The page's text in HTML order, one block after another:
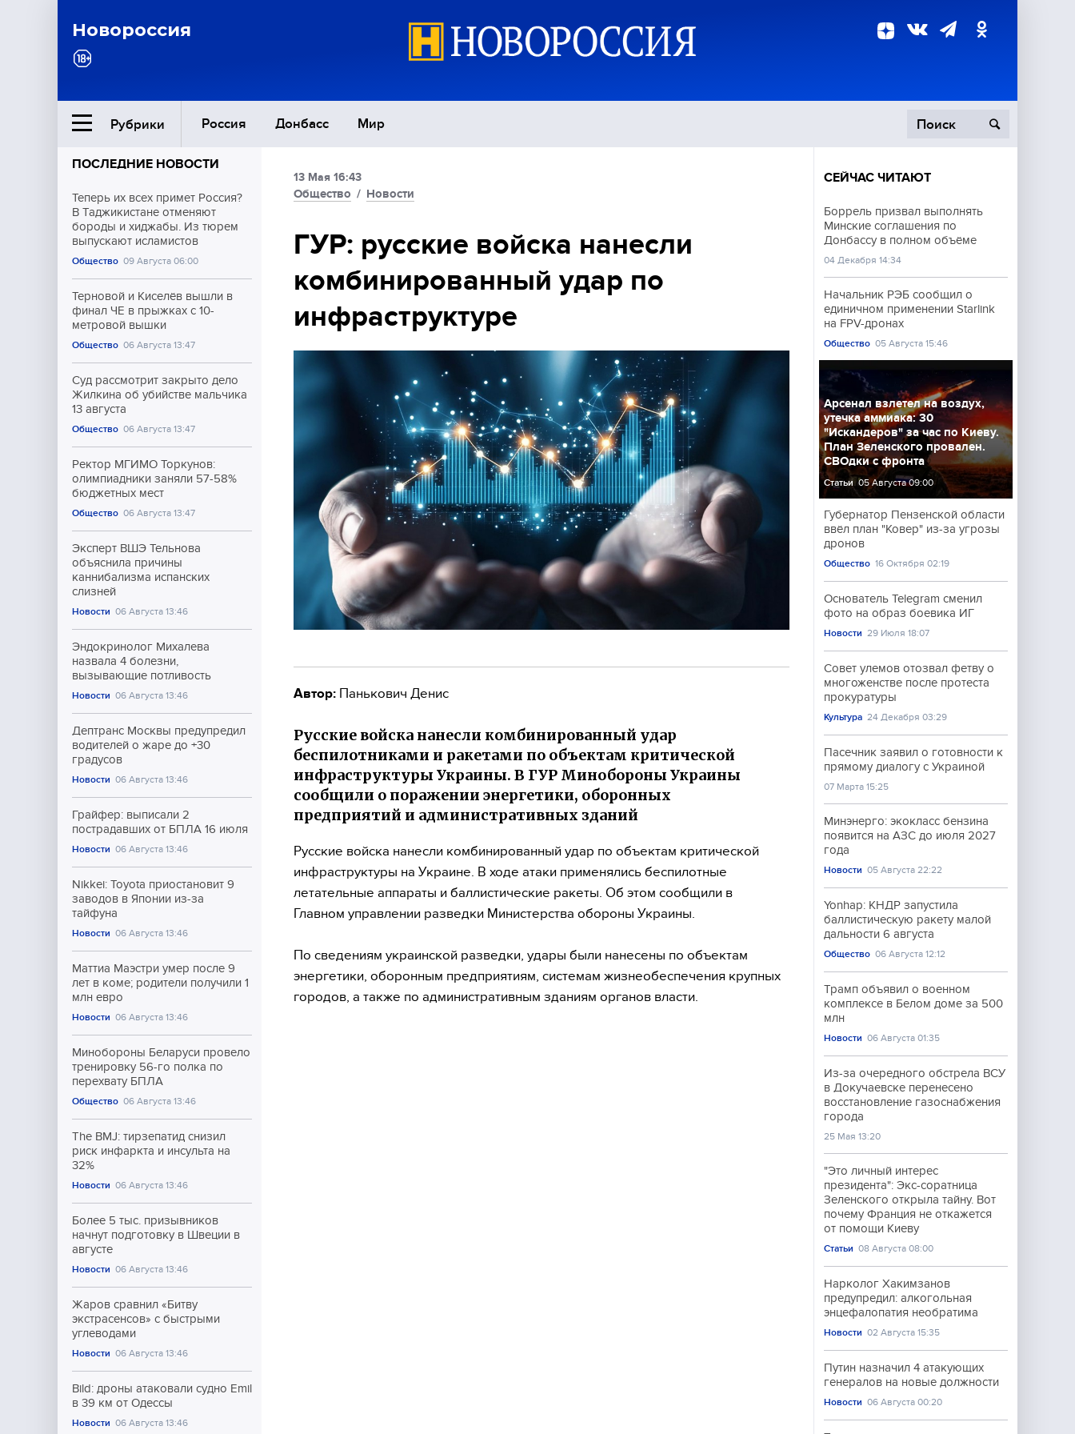
Новороссия
Рубрики Россия Донбасс Мир
Ближний Восток Политика
Общество
Экономика
Происшествия
Культура
Спорт
ПОСЛЕДНИЕ НОВОСТИ
Теперь их всех примет Россия?
В Таджикистане отменяют
бороды и хиджабы. Из тюрем
выпускают исламистов
Общество 09 Августа 06:00
Терновой и Киселёв вышли в
финал ЧЕ в прыжках с 10-
метровой вышки
Общество 06 Августа 13:47
Суд рассмотрит закрыто дело
Жилкина об убийстве мальчика
13 августа
Общество 06 Августа 13:47
Ректор МГИМО Торкунов:
олимпиадники заняли 57-58%
бюджетных мест
Общество 06 Августа 13:47
Эксперт ВШЭ Тельнова
объяснила причины
каннибализма испанских
слизней
Новости 06 Августа 13:46
Эндокринолог Михалева
назвала 4 болезни,
вызывающие потливость
Новости 06 Августа 13:46
Дептранс Москвы предупредил
водителей о жаре до +30
градусов
Новости 06 Августа 13:46
Грайфер: выписали 2
пострадавших от БПЛА 16 июля
Новости 06 Августа 13:46
Nikkei: Toyota приостановит 9
заводов в Японии из-за
тайфуна
Новости 06 Августа 13:46
Маттиа Маэстри умер после 9
лет в коме; родители получили 1
млн евро
Новости 06 Августа 13:46
Минобороны Беларуси провело
тренировку 56-го полка по
перехвату БПЛА
Общество 06 Августа 13:46
The BMJ: тирзепатид снизил
риск инфаркта и инсульта на
32%
Новости 06 Августа 13:46
Более 5 тыс. призывников
начнут подготовку в Швеции в
августе
Новости 06 Августа 13:46
Жаров сравнил «Битву
экстрасенсов» с быстрыми
углеводами
Новости 06 Августа 13:46
Bild: дроны атаковали судно Emil
в 39 км от Одессы
Новости 06 Августа 13:46
13 Мая 16:43
Общество / Новости
ГУР: русские войска нанесли
комбинированный удар по
инфраструктуре
Автор: Панькович Денис
Русские войска нанесли комбинированный удар
беспилотниками и ракетами по объектам критической
инфраструктуры Украины. В ГУР Минобороны Украины
сообщили о поражении энергетики, оборонных
предприятий и административных зданий
Русские войска нанесли комбинированный удар по объектам критической
инфраструктуры на Украине. В ходе атаки применялись беспилотные
летательные аппараты и баллистические ракеты. Об этом сообщили в
Главном управлении разведки Министерства обороны Украины.
По сведениям украинской разведки, удары были нанесены по объектам
энергетики, оборонным предприятиям, системам жизнеобеспечения крупных
городов, а также по административным зданиям органов власти.
СЕЙЧАС ЧИТАЮТ
Боррель призвал выполнять
Минские соглашения по
Донбассу в полном объёме
04 Декабря 14:34
Начальник РЭБ сообщил о
единичном применении Starlink
на FPV-дронах
Общество 05 Августа 15:46
Арсенал взлетел на воздух,
утечка аммиака: 30
"Искандеров" за час по Киеву.
План Зеленского провален.
СВОдки с фронта
Статьи 05 Августа 09:00
Губернатор Пензенской области
ввёл план "Ковер" из-за угрозы
дронов
Общество 16 Октября 02:19
Основатель Telegram сменил
фото на образ боевика ИГ
Новости 29 Июля 18:07
Совет улемов отозвал фетву о
многоженстве после протеста
прокуратуры
Культура 24 Декабря 03:29
Пасечник заявил о готовности к
прямому диалогу с Украиной
07 Марта 15:25
Минэнерго: экокласс бензина
появится на АЗС до июля 2027
года
Новости 05 Августа 22:22
Yonhap: КНДР запустила
баллистическую ракету малой
дальности 6 августа
Общество 06 Августа 12:12
Трамп объявил о военном
комплексе в Белом доме за 500
млн
Новости 06 Августа 01:35
Из-за очередного обстрела ВСУ
в Докучаевске перенесено
восстановление газоснабжения
города
25 Мая 13:20
"Это личный интерес
президента": Экс-соратница
Зеленского открыла тайну. Вот
почему Франция не откажется
от помощи Киеву
Статьи 08 Августа 08:00
Нарколог Хакимзанов
предупредил: алкогольная
энцефалопатия необратима
Новости 02 Августа 15:35
Путин назначил 4 атакующих
генералов на новые должности
Новости 06 Августа 00:20